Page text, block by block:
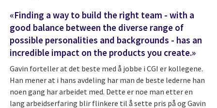
«Finding a way to build the right team - with a
good balance between the diverse range of
possible personalities and backgrounds - has an
incredible impact on the products you create.»
Gavin forteller at det beste med å jobbe i CGI er kollegene.
Han mener at i hans avdeling har man de beste lederne han
noen gang har arbeidet med. Dette er noe man etter en
lang arbeidserfaring blir flinkere til å sette pris på og Gavin